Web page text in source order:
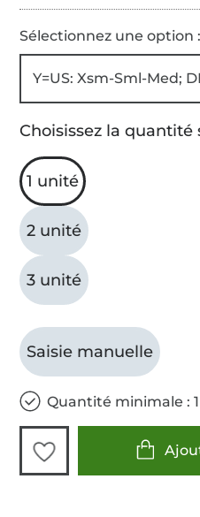
Sélectionnez une option :
Y=US: Xsm-Sml-Med;
Choisissez la quantité
1 unité
2 unité
3 unité
Saisie manuelle
Quantité minimale :